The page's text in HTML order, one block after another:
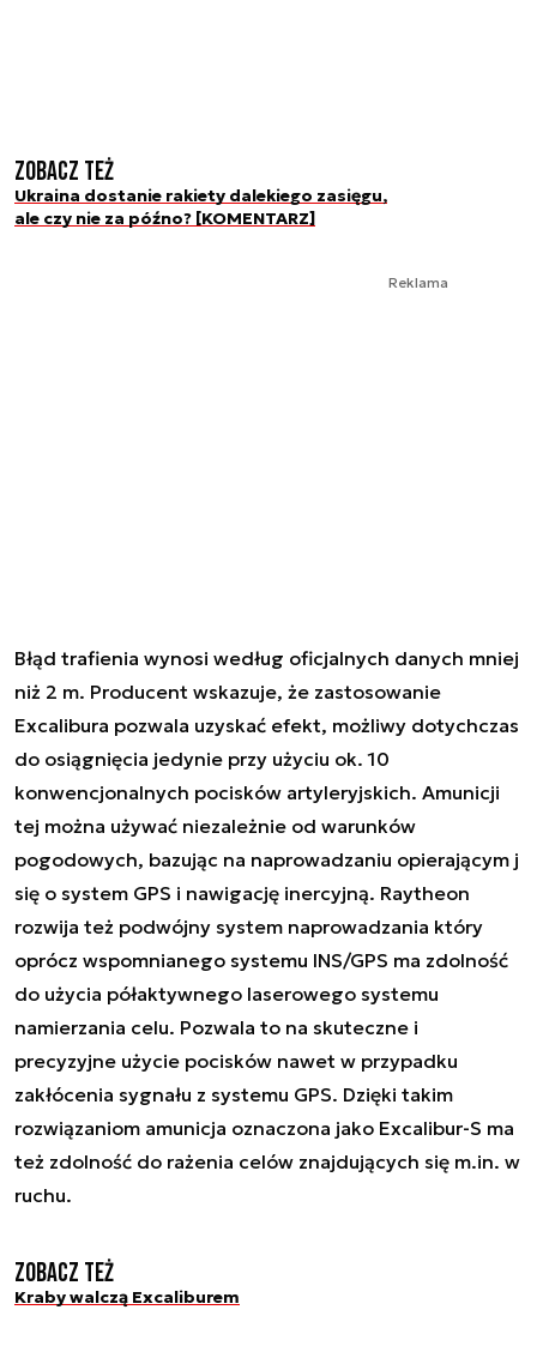
Zobacz też
Ukraina dostanie rakiety dalekiego zasięgu,
ale czy nie za późno? [KOMENTARZ]
Reklama
Błąd trafienia wynosi według oficjalnych danych mniej
niż 2 m. Producent wskazuje, że zastosowanie
Excalibura pozwala uzyskać efekt, możliwy dotychczas
do osiągnięcia jedynie przy użyciu ok. 10
konwencjonalnych pocisków artyleryjskich. Amunicji
tej można używać niezależnie od warunków
pogodowych, bazując na naprowadzaniu opierającym j
się o system GPS i nawigację inercyjną. Raytheon
rozwija też podwójny system naprowadzania który
oprócz wspomnianego systemu INS/GPS ma zdolność
do użycia półaktywnego laserowego systemu
namierzania celu. Pozwala to na skuteczne i
precyzyjne użycie pocisków nawet w przypadku
zakłócenia sygnału z systemu GPS. Dzięki takim
rozwiązaniom amunicja oznaczona jako Excalibur-S ma
też zdolność do rażenia celów znajdujących się m.in. w
ruchu.
Zobacz też
Kraby walczą Excaliburem